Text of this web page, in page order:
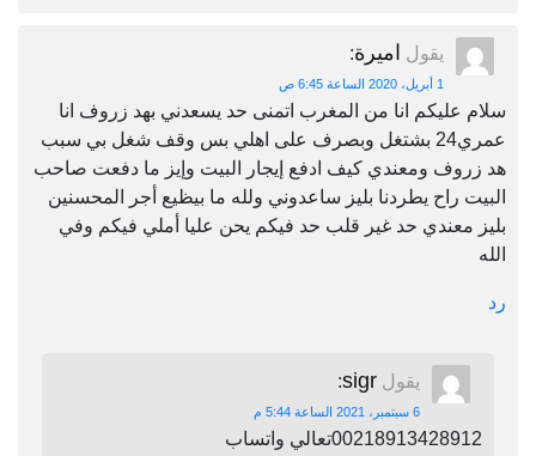
يقول اميرة:
1 أبريل، 2020 الساعة 6:45 ص
سلام عليكم انا من المغرب اتمنى حد يسعدني بهد زروف انا
عمري24 بشتغل وبصرف على اهلي بس وقف شغل بي سبب
هد زروف ومعندي كيف ادفع إيجار البيت وإيز ما دفعت صاحب
البيت راح يطردنا بليز ساعدوني ولله ما بيظيع أجر المحسنين
بليز معندي حد غير قلب حد فيكم يحن عليا أملي فيكم وفي
الله
رد
يقول sigr
:
6 سبتمبر، 2021 الساعة 5:44 م
00218913428912تعالي واتساب